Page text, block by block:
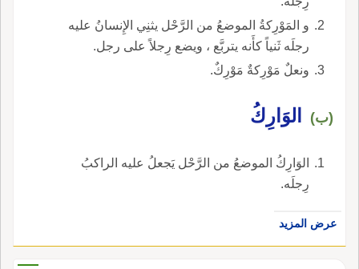
و المَوْرِكةُ الموضعُ من الرَّحْل يثنِي الإِنسانُ عليه
رجلَه ثَنياً كأَنه يتربَّع ، ويضع رِجلاً على رجل.
ونعلٌ مَوْرِكةٌ مَوْرِكٌ.
(ب) الوَارِكُ
الوَارِكُ الموضعُ من الرَّحْل يَجعلُ عليه الراكبُ
رِجلَه.
عرض المزيد